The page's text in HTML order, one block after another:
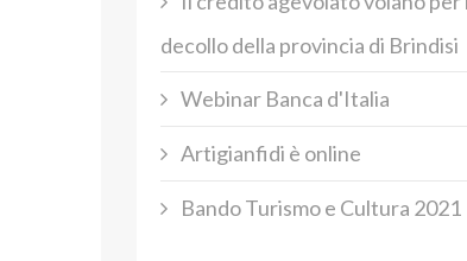
decollo della provincia di Brindisi
Webinar Banca d'Italia
Artigianfidi è online
Bando Turismo e Cultura 2021